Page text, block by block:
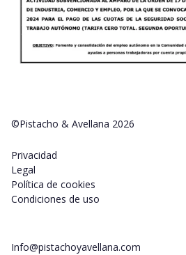
©Pistacho & Avellana 2026
Privacidad
Legal
Política de cookies
Condiciones de uso
Info@pistachoyavellana.com